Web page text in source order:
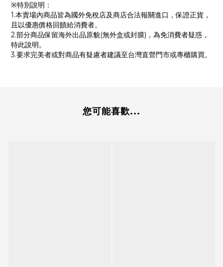
※特別說明：
1.本賣場內商品皆為國外免稅店及商店合法報關進口，保證正貨，
且以優惠價格回饋給消費者。
2.部分商品保留海外出品原貌(無外盒或封膜)，為免消費者疑惑，
特此說明。
3.要求完美者或對商品有疑慮者建議至台灣直營門市或專櫃購買。
您可能喜歡...